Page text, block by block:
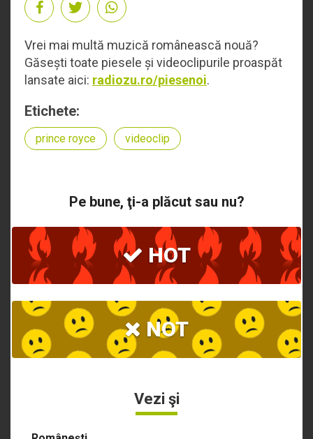
Vrei mai multă muzică românească nouă?
Găsești toate piesele și videoclipurile proaspăt
lansate aici: radiozu.ro/piesenoi.
Etichete:
prince royce videoclip
Pe bune, ţi-a plăcut sau nu?
HOT
NOT
Vezi şi